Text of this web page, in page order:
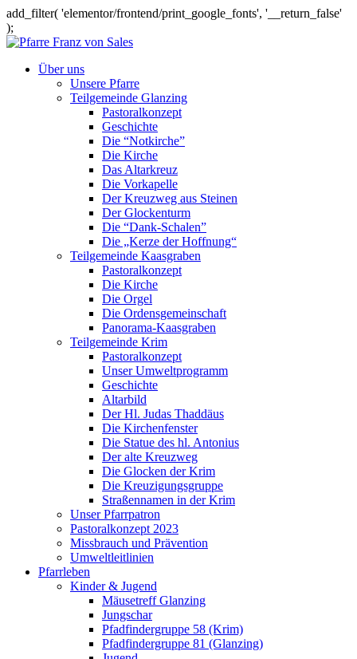
add_filter( 'elementor/frontend/print_google_fonts', '__return_false'
);
Über uns
Unsere Pfarre
Teilgemeinde Glanzing
Pastoralkonzept
Geschichte
Die “Notkirche”
Die Kirche
Das Altarkreuz
Die Vorkapelle
Der Kreuzweg aus Steinen
Der Glockenturm
Die “Dank-Schalen”
Die „Kerze der Hoffnung“
Teilgemeinde Kaasgraben
Pastoralkonzept
Die Kirche
Die Orgel
Die Ordensgemeinschaft
Panorama-Kaasgraben
Teilgemeinde Krim
Pastoralkonzept
Unser Umweltprogramm
Geschichte
Altarbild
Der Hl. Judas Thaddäus
Die Kirchenfenster
Die Statue des hl. Antonius
Der alte Kreuzweg
Die Glocken der Krim
Die Kreuzigungsgruppe
Straßennamen in der Krim
Unser Pfarrpatron
Pastoralkonzept 2023
Missbrauch und Prävention
Umweltleitlinien
Pfarrleben
Kinder & Jugend
Mäusetreff Glanzing
Jungschar
Pfadfindergruppe 58 (Krim)
Pfadfindergruppe 81 (Glanzing)